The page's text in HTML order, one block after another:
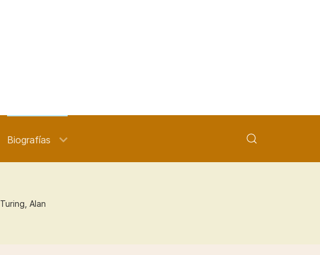
Biografías
Turing, Alan